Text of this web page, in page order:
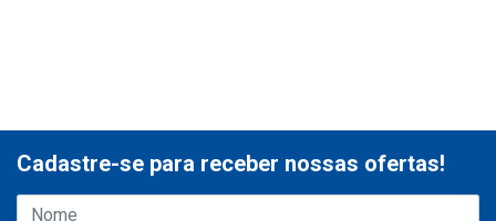
Cadastre-se para receber nossas ofertas!